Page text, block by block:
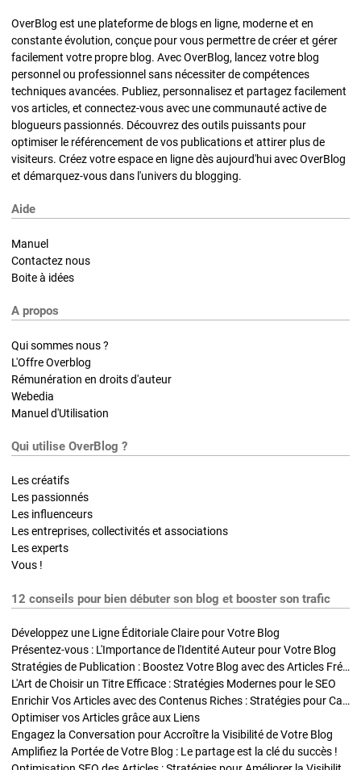
OverBlog est une plateforme de blogs en ligne, moderne et en
constante évolution, conçue pour vous permettre de créer et gérer
facilement votre propre blog. Avec OverBlog, lancez votre blog
personnel ou professionnel sans nécessiter de compétences
techniques avancées. Publiez, personnalisez et partagez facilement
vos articles, et connectez-vous avec une communauté active de
blogueurs passionnés. Découvrez des outils puissants pour
optimiser le référencement de vos publications et attirer plus de
visiteurs. Créez votre espace en ligne dès aujourd'hui avec OverBlog
et démarquez-vous dans l'univers du blogging.
Aide
Manuel
Contactez nous
Boite à idées
A propos
Qui sommes nous ?
L'Offre Overblog
Rémunération en droits d'auteur
Webedia
Manuel d'Utilisation
Qui utilise OverBlog ?
Les créatifs
Les passionnés
Les influenceurs
Les entreprises, collectivités et associations
Les experts
Vous !
12 conseils pour bien débuter son blog et booster son trafic
Développez une Ligne Éditoriale Claire pour Votre Blog
Présentez-vous : L'Importance de l'Identité Auteur pour Votre Blog
Stratégies de Publication : Boostez Votre Blog avec des Articles Fréquents et Exclusifs
L'Art de Choisir un Titre Efficace : Stratégies Modernes pour le SEO
Enrichir Vos Articles avec des Contenus Riches : Stratégies pour Captiver et Optimiser
Optimiser vos Articles grâce aux Liens
Engagez la Conversation pour Accroître la Visibilité de Votre Blog
Amplifiez la Portée de Votre Blog : Le partage est la clé du succès !